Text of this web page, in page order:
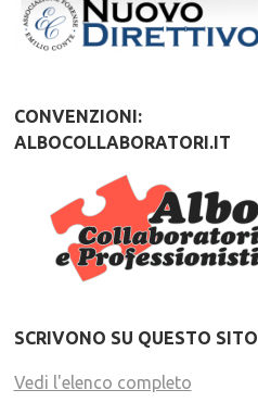
CONVENZIONI:
ALBOCOLLABORATORI.IT
SCRIVONO SU QUESTO SITO
Vedi l'elenco completo